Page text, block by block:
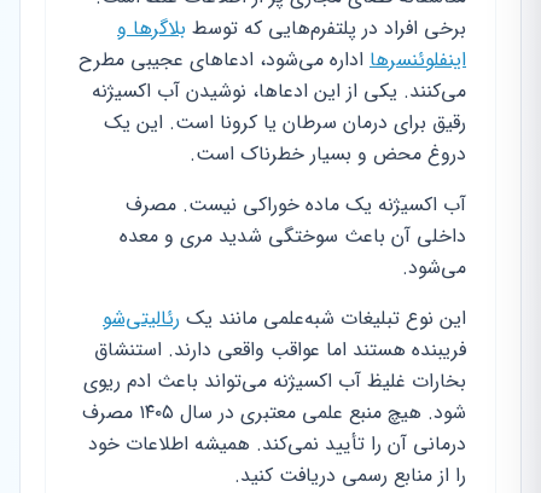
برخی افراد در پلتفرم‌هایی که توسط بلاگرها و
اینفلوئنسرها اداره می‌شود، ادعاهای عجیبی مطرح
می‌کنند. یکی از این ادعاها، نوشیدن آب اکسیژنه
رقیق برای درمان سرطان یا کرونا است. این یک
دروغ محض و بسیار خطرناک است.
آب اکسیژنه یک ماده خوراکی نیست. مصرف
داخلی آن باعث سوختگی شدید مری و معده
می‌شود.
این نوع تبلیغات شبه‌علمی مانند یک رئالیتی‌شو
فریبنده هستند اما عواقب واقعی دارند. استنشاق
بخارات غلیظ آب اکسیژنه می‌تواند باعث ادم ریوی
شود. هیچ منبع علمی معتبری در سال ۱۴۰۵ مصرف
درمانی آن را تأیید نمی‌کند. همیشه اطلاعات خود
را از منابع رسمی دریافت کنید.